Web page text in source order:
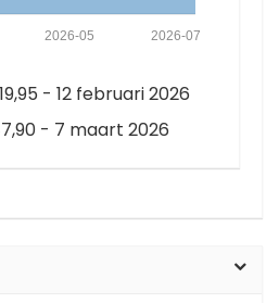
2026-07
2026-05
- 12 februari 2026
- 7 maart 2026